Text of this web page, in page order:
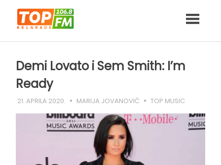
content
Demi Lovato i Sem Smith: I’m
Ready
21. APRILA 2020. MARIJA JOVANOVIĆ TOP MUSIC